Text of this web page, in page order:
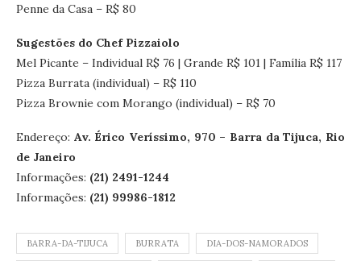
Penne da Casa – R$ 80
Sugestões do Chef Pizzaiolo
Mel Picante – Individual R$ 76 | Grande R$ 101 | Família R$ 117
Pizza Burrata (individual) – R$ 110
Pizza Brownie com Morango (individual) – R$ 70
Endereço: Av. Érico Veríssimo, 970 – Barra da Tijuca, Rio
de Janeiro
Informações: (21) 2491-1244
Informações: (21) 99986-1812
BARRA-DA-TIJUCA BURRATA DIA-DOS-NAMORADOS